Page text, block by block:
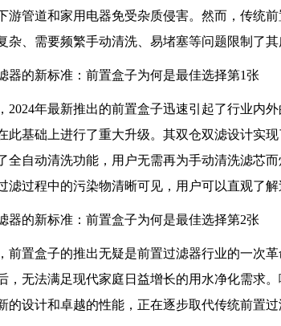
游管道和家用电器免受杂质侵害。然而，传统
杂、需要频繁手动清洗、易堵塞等问题限制了其
2024年最新推出的前置盒子迅速引起了行业内
此基础上进行了重大升级。其双仓双滤设计实
全自动清洗功能，用户无需再为手动清洗滤芯
滤过程中的污染物清晰可见，用户可以直观了解
前置盒子的推出无疑是前置过滤器行业的一次
，无法满足现代家庭日益增长的用水净化需求
的设计和卓越的性能，正在逐步取代传统前置过